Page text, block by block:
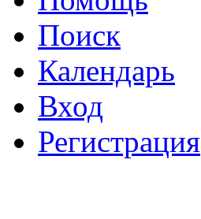
Поиск
Календарь
Вход
Регистрация